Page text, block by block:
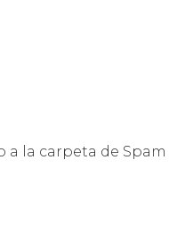
a la carpeta de Spam